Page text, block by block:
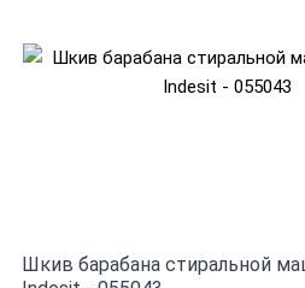
Шкив барабана стиральной